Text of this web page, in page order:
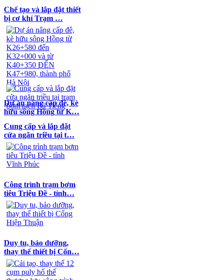
Chế tạo và lắp đặt thiết
bị cơ khí Trạm …
Dự án nâng cấp đê, kè
hữu sông Hồng từ K…
Cung cấp và lắp đặt
cửa ngăn triều tại t…
Công trình trạm bơm
tiêu Triệu Đề - tỉnh…
Duy tu, bảo dưỡng,
thay thế thiết bị Cốn…